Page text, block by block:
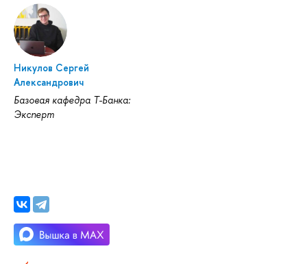
Никулов Сергей
Александрович
Базовая кафедра Т-Банка:
Эксперт